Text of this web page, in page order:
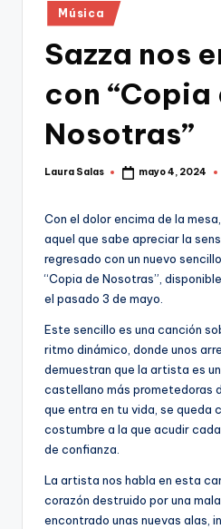
Publicado
en
Música
Sazza nos
con “Copia
Nosotras”
Publicado
Laura Salas mayo 4, 2024
Con el dolor encima de la
aquel que sabe apreciar la
regresado con un nuevo
“Copia de Nosotras”,
el pasado 3 de mayo.
Este sencillo es una canción
ritmo dinámico, donde unos
demuestran que la artista es
castellano más prometedoras
que entra en tu vida, se queda
costumbre a la que acudir
de confianza.
La artista nos habla en esta
corazón destruido por una
encontrado unas nuevas alas,